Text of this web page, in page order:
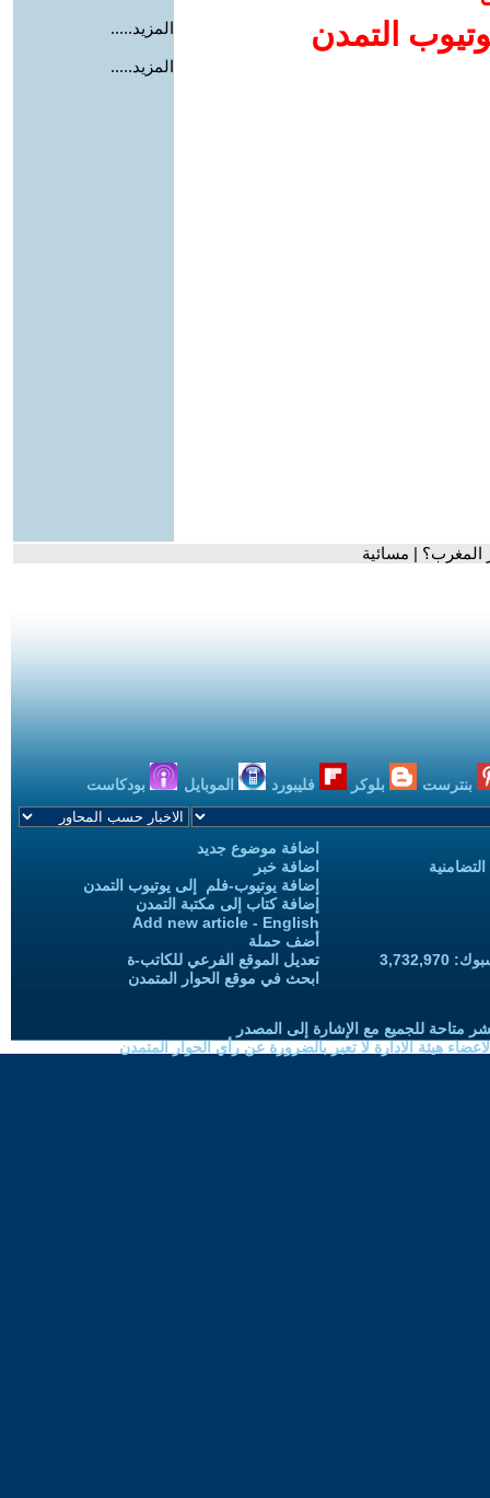
التمدن
المزيد.....
المزيد.....
المغرب؟ | مسائية
بنترست بلوكر فليبورد الموبايل بودكاست
اضافة موضوع جديد
اضافة خبر
إضافة يوتيوب-فلم إلى يوتيوب التمدن
إضافة كتاب إلى مكتبة التمدن
Add new article - English
أضف حملة
تعديل الموقع الفرعي للكاتب-ة
ابحث في موقع الحوار المتمدن
متاحة للجميع مع الإشارة إلى المصدر
هيئة الادارة لا تعبر بالضرورة عن رأي الحوار المتمدن